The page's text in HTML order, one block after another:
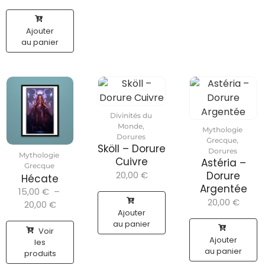
Ajouter
au panier
Mythologie
Grecque
Hécate
15,00 € –
20,00 €
Voir
les
produits
Divinités du
Monde,
Dorures
Sköll – Dorure
Cuivre
20,00 €
Ajouter
au panier
Mythologie
Grecque,
Dorures
Astéria –
Dorure
Argentée
20,00 €
Ajouter
au panier